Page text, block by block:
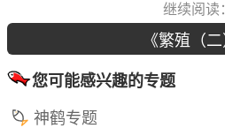
继续阅读
《繁殖（二
您可能感兴趣的专题
神鹤专题